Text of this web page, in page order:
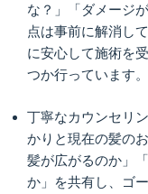
な？」「ダメージ
点は事前に解消し
に安心して施術を
つか行っています。
丁寧なカウンセリ
かりと現在の髪の
髪が広がるのか」
か」を共有し、ゴ